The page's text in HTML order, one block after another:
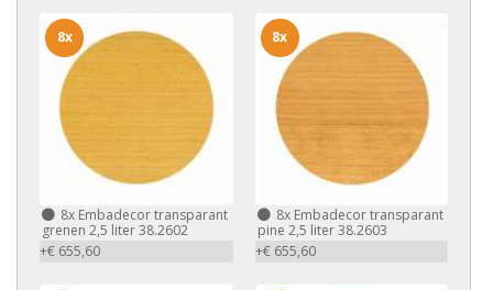
8x Embadecor transparant
grenen 2,5 liter 38.2602
+€ 655,60
8x
8xEmbadecor transparant
pine 2,5 liter 38.2603
+€ 655,60
8x